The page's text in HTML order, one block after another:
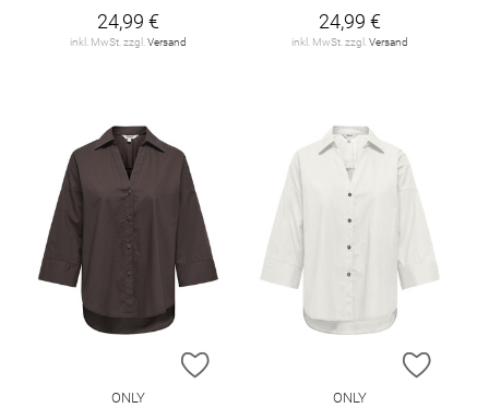
24,99 €
inkl. MwSt. zzgl. Versand
24,99 €
inkl. MwSt. zzgl. Versand
ZUR WUNSCHLISTE HINZUFÜGEN
ONLY
ZUR
ONLY